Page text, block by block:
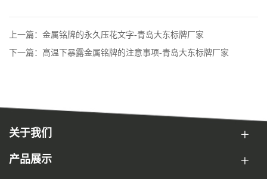
上一篇：金属铭牌的永久压花文字-青岛大东标牌厂家
下一篇：高温下暴露金属铭牌的注意事项-青岛大东标牌厂家
关于我们
产品展示